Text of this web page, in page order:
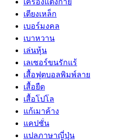
เตียงเหล็ก
เบอร์มงคล
เบาหวาน
เล่นหุ้น
เลเซอร์ขนรักแร้
เสื้อฟุตบอลพิมพ์ลาย
เสื้อยืด
เสื้อโปโล
แก้เมาค้าง
แคปชั่น
แปลภาษาญี่ปุ่น